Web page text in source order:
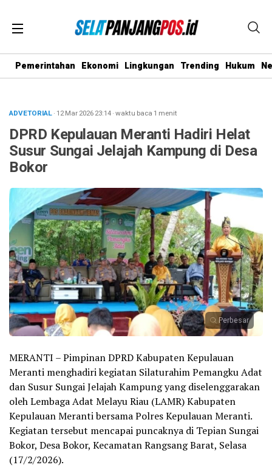
Pemerintahan Ekonomi Lingkungan Trending Hukum
ADVETORIAL· 12 Mar 202623:14·waktu baca 1 menit
DPRD Kepulauan Meranti Hadiri Helat
Susur Sungai Jelajah Kampung di Desa
Bokor
Perbesar
MERANTI – Pimpinan DPRD Kabupaten Kepulauan
Meranti menghadiri kegiatan Silaturahim Pemangku Adat
dan Susur Sungai Jelajah Kampung yang diselenggarakan
oleh Lembaga Adat Melayu Riau (LAMR) Kabupaten
Kepulauan Meranti bersama Polres Kepulauan Meranti.
Kegiatan tersebut mencapai puncaknya di Tepian Sungai
Bokor, Desa Bokor, Kecamatan Rangsang Barat, Selasa
(17/2/2026).